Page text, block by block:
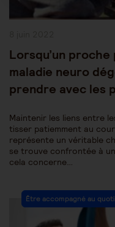
Lorsqu’un proche
maladie neuro
prendre avec les
Maintenir les liens entre
tisser patiemment au
représente un véritable
se trouve confrontée à
cela concerne…
Post
Category:
Être accompagné au